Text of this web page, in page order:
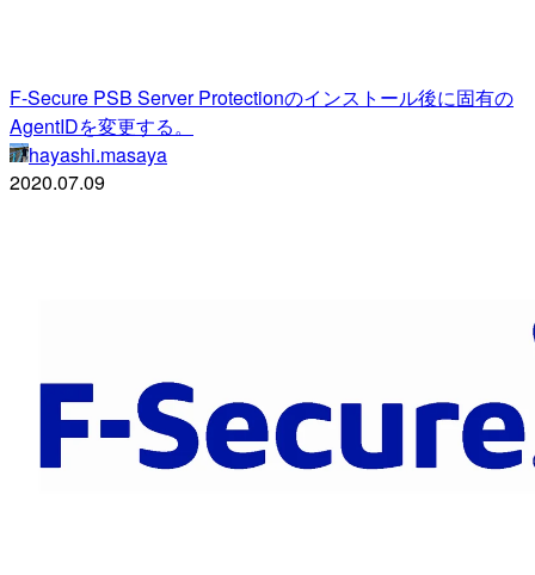
F-Secure PSB Server Protectionのインストール後に固有の
AgentIDを変更する。
hayashi.masaya
2020.07.09